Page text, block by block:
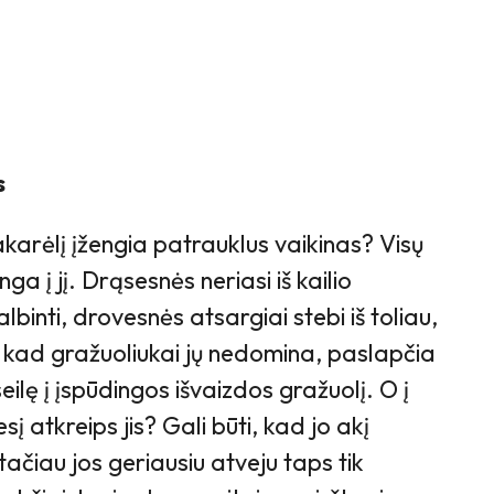
įžengia patrauklus vaikinas? Visų
į jį. Drąsesnės neriasi iš kailio
drovesnės atsargiai stebi iš toliau,
gražuoliukai jų nedomina, paslapčia
į įspūdingos išvaizdos gražuolį. O į
atkreips jis? Gali būti, kad jo akį
jos geriausiu atveju taps tik